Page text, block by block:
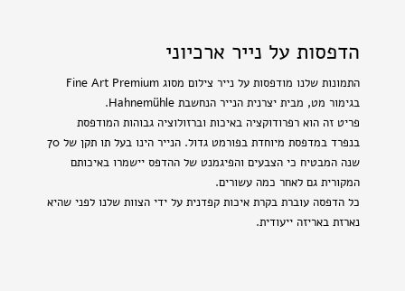
הדפסות על נייר ארכיוני
התמונות שלנו מודפסות על נייר צילום מסוג Fine Art Premium
בגימור מט, מבית יצרנית הנייר הנחשבת Hahnemühle.
פריט זה הוא רפרודוקציה באיכות וברזולוציה גבוהות המודפסת
בנפרד במדפסת מיוחדת בפורמט גדול. הנייר הינו בעל תו תקן של 70
שנה המבטיח כי הצבעים והפיגמנט של ההדפס יישמרו באיכותם
המקורית גם לאחר כמה עשורים.
כל הדפסה עוברת בקרת איכות קפדנית על ידי הצוות שלנו לפני שהיא
נארזת באריזה ייעודית.